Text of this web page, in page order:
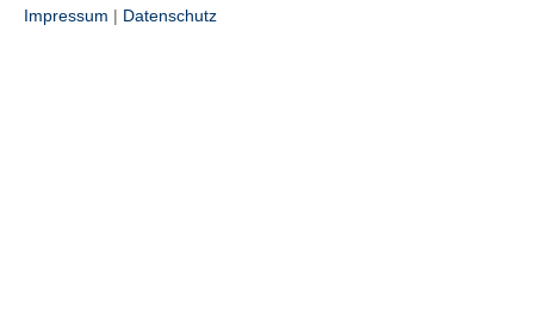
Impressum | Datenschutz